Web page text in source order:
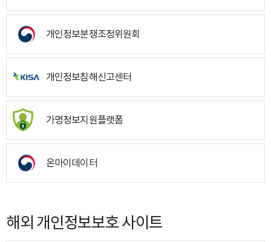
개인정보분쟁조정위원회
개인정보침해신고센터
가명정보지원플랫폼
온마이데이터
해외 개인정보보호 사이트